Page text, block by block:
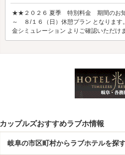
★★２０２６ 夏季 特別料金 期間のお
～ ８/１６（日）休憩プラン となります
金シミュレーション よりご確認いただ
カップルズおすすめラブホ情報
岐阜の市区町村からラブホテルを探